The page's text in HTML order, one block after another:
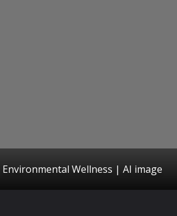
Environmental Wellness | AI image